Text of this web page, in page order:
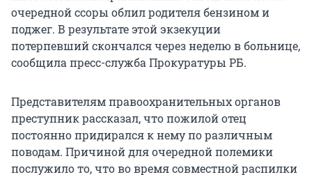
очередной ссоры облил родителя бензином и
поджег. В результате этой экзекуции
потерпевший скончался через неделю в больнице,
сообщила пресс-служба Прокуратуры РБ.
Представителям правоохранительных органов
преступник рассказал, что пожилой отец
постоянно придирался к нему по различным
поводам. Причиной для очередной полемики
послужило то, что во время совместной распилки